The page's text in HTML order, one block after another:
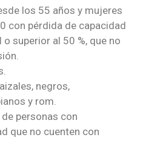
los 55 años y mujeres
con pérdida de capacidad
o superior al 50 %, que no
negros,
y rom.
personas con
que no cuenten con